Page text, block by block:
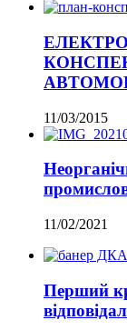
11/03/2015
11/02/2021
Перший